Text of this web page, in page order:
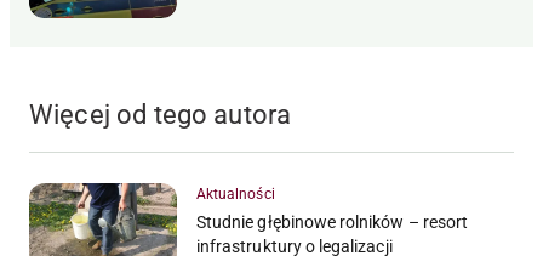
Więcej od tego autora
Aktualności
Studnie głębinowe rolników – resort
infrastruktury o legalizacji